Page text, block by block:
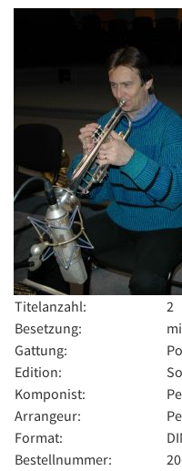
Titelanzahl:
2
Besetzung:
Gattung:
Edition:
Komponist:
Arrangeur:
Format:
Bestellnummer: